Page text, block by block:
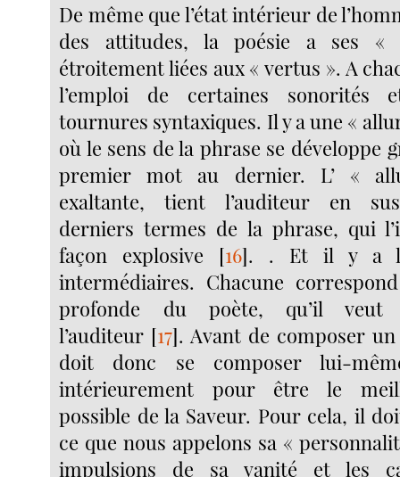
De même que l’état intérieur de
des attitudes, la poésie a ses
étroitement liées aux « vertus ». A
l’emploi de certaines sonorités
tournures syntaxiques. Il y a une «
où le sens de la phrase se développe
premier mot au dernier. L’ «
exaltante, tient l’auditeur en
derniers termes de la phrase, qui
façon explosive [16]. . Et il y a
intermédiaires. Chacune
profonde du poète, qu’il veut
l’auditeur [17]. Avant de composer
doit donc se composer lui-
intérieurement pour être le
possible de la Saveur. Pour cela, il
ce que nous appelons sa «
impulsions de sa vanité et les